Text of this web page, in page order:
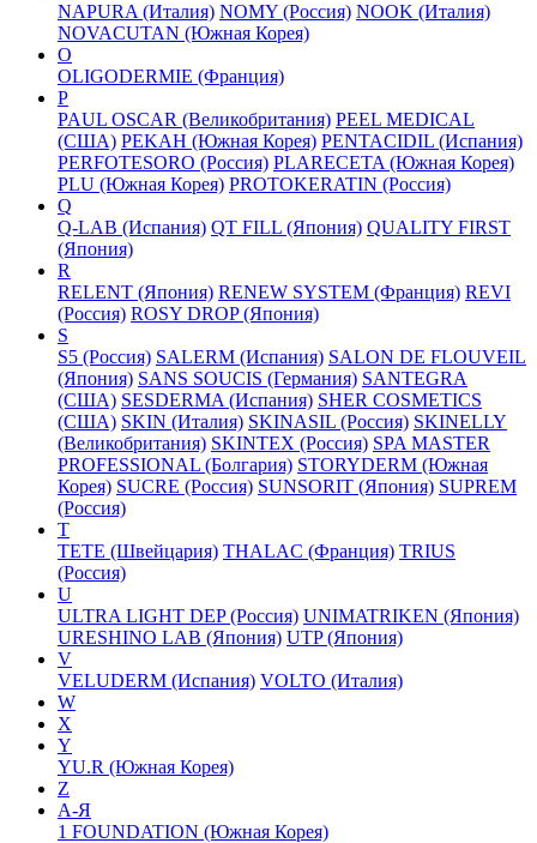
NAPURA (Италия) NOMY (Россия) NOOK (Италия)
NOVACUTAN (Южная Корея)
O
OLIGODERMIE (Франция)
P
PAUL OSCAR (Великобритания) PEEL MEDICAL
(США) PEKAH (Южная Корея) PENTACIDIL (Испания)
PERFOTESORO (Россия) PLARECETA (Южная Корея)
PLU (Южная Корея) PROTOKERATIN (Россия)
Q
Q-LAB (Испания) QT FILL (Япония) QUALITY FIRST
(Япония)
R
RELENT (Япония) RENEW SYSTEM (Франция) REVI
(Россия) ROSY DROP (Япония)
S
S5 (Россия) SALERM (Испания) SALON DE FLOUVEIL
(Япония) SANS SOUCIS (Германия) SANTEGRA
(США) SESDERMA (Испания) SHER COSMETICS
(США) SKIN (Италия) SKINASIL (Россия) SKINELLY
(Великобритания) SKINTEX (Россия) SPA MASTER
PROFESSIONAL (Болгария) STORYDERM (Южная
Корея) SUCRE (Россия) SUNSORIT (Япония) SUPREM
(Россия)
T
TETE (Швейцария) THALAC (Франция) TRIUS
(Россия)
U
ULTRA LIGHT DEP (Россия) UNIMATRIKEN (Япония)
URESHINO LAB (Япония) UTP (Япония)
V
VELUDERM (Испания) VOLTO (Италия)
W
X
Y
YU.R (Южная Корея)
Z
А-Я
1 FOUNDATION (Южная Корея)